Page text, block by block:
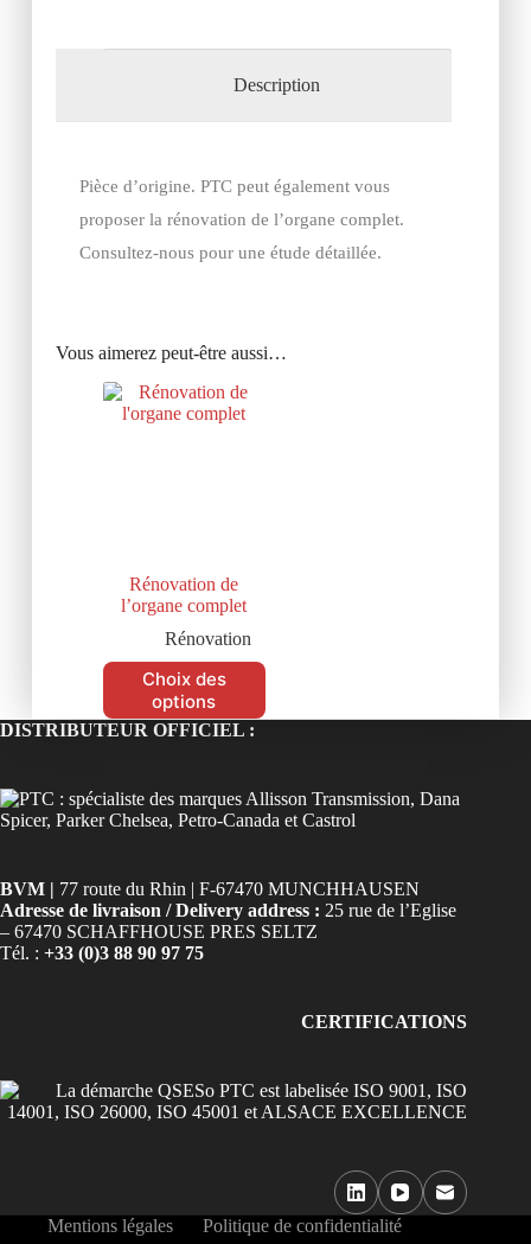
Description
Pièce d’origine. PTC peut également vous
proposer la rénovation de l’organe complet.
Consultez-nous pour une étude détaillée.
Vous aimerez peut-être aussi…
Rénovation de
l’organe complet
Rénovation
Choix des
options
DISTRIBUTEUR OFFICIEL :
BVM | 77 route du Rhin | F-67470 MUNCHHAUSEN
Adresse de livraison / Delivery address : 25 rue de l’Eglise
– 67470 SCHAFFHOUSE PRES SELTZ
Tél. : +33 (0)3 88 90 97 75
CERTIFICATIONS
Mentions légales Politique de confidentialité